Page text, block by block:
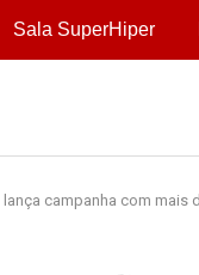
Sala SuperHiper
campanha com mais